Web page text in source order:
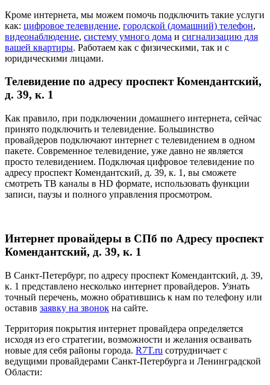
Кроме интернета, мы можем помочь подключить такие услуги
как: цифровое телевидение, городской (домашний) телефон,
видеонаблюдение, систему умного дома и сигнализацию для
вашей квартиры. Работаем как с физическими, так и с
юридическими лицами.
Телевидение по адресу проспект Комендантский,
д. 39, к. 1
Как правило, при подключении домашнего интернета, сейчас
принято подключить и телевидение. Большинство
провайдеров подключают интернет с телевидением в одном
пакете. Современное телевидение, уже давно не является
просто телевидением. Подключая цифровое телевидение по
адресу проспект Комендантский, д. 39, к. 1, вы сможете
смотреть ТВ каналы в HD формате, использовать функции
записи, паузы и полного управления просмотром.
Интернет провайдеры в СПб по Адресу проспект
Комендантский, д. 39, к. 1
В Санкт-Петербург, по адресу проспект Комендантский, д. 39,
к. 1 представлено несколько интернет провайдеров. Узнать
точный перечень, можно обратившись к нам по телефону или
оставив заявку на звонок на сайте.
Территория покрытия интернет провайдера определяется
исходя из его стратегии, возможности и желания осваивать
новые для себя районы города. R7T.ru сотрудничает с
ведущими провайдерами Санкт-Петербурга и Ленинградской
Области: